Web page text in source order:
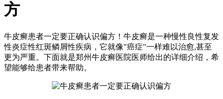
方
牛皮癣患者一定要正确认识偏方！牛皮癣是一种慢性良性复发
性炎症性红斑鳞屑性疾病，它就像"癌症"一样难以治愈,甚至
更为严重。下面就是郑州牛皮癣医院医师给出的详细介绍，希
望能够给患者带来帮助。